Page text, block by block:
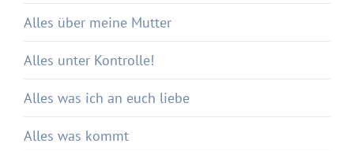
Alles über meine Mutter
Alles unter Kontrolle!
Alles was ich an euch liebe
Alles was kommt